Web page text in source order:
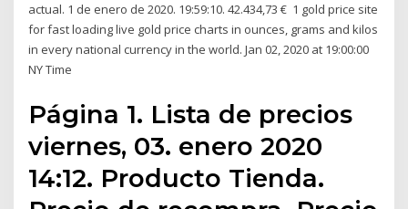
actual. 1 de enero de 2020. 19:59:10. 42.434,73 € 1 gold price site
for fast loading live gold price charts in ounces, grams and kilos
in every national currency in the world. Jan 02, 2020 at 19:00:00
NY Time
Página 1. Lista de precios
viernes, 03. enero 2020
14:12. Producto Tienda.